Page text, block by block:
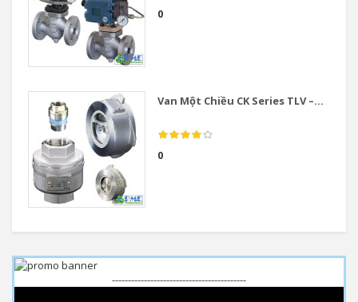
0
Van Một Chiều CK Series TLV –...
0
------------------------------------------